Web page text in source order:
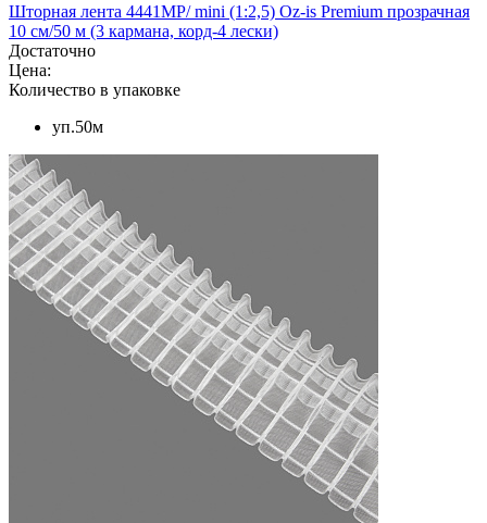
Шторная лента 4441MP/ mini (1:2,5) Oz-is Premium прозрачная
10 см/50 м (3 кармана, корд-4 лески)
Достаточно
Цена:
Количество в упаковке
уп.50м